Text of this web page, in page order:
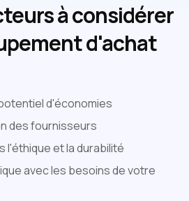
à considérer
d'achat
d'économies
des fournisseurs
l'éthique et la durabilité
avec les besoins de votre